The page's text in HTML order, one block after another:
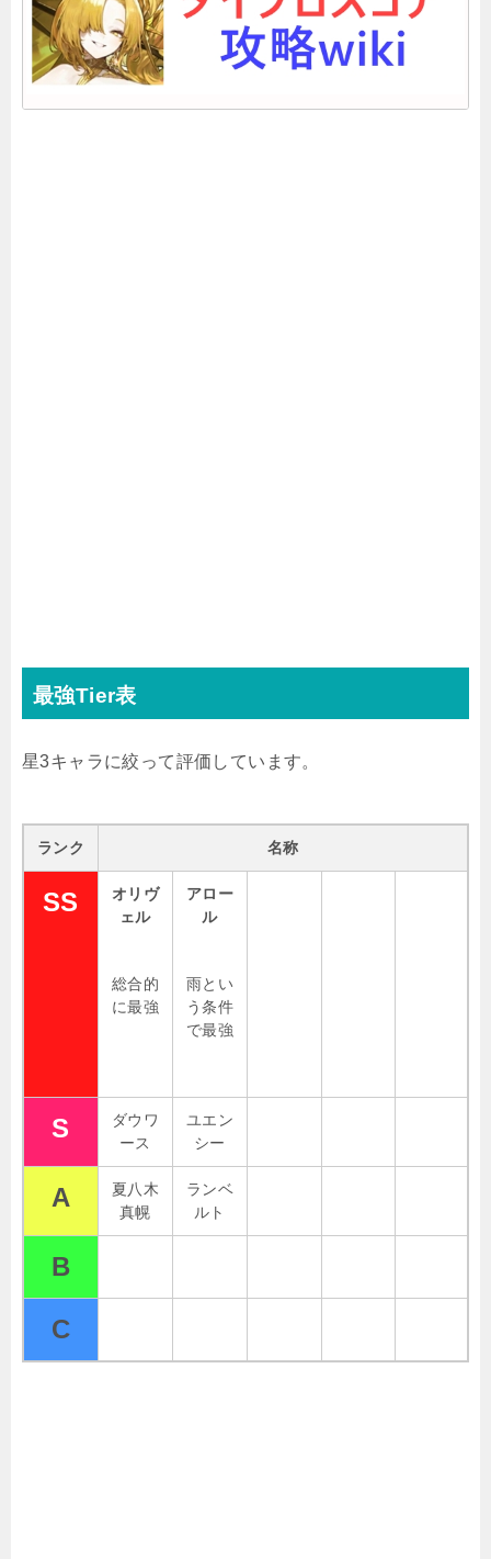
最強Tier表
星3キャラに絞って評価しています。
ランク 名称
SS
オリヴ
ェル
総合的
に最強
アロー
ル
雨とい
う条件
で最強
S
ダウワ
ース
ユエン
シー
A
夏八木
真幌
ランベ
ルト
B
C